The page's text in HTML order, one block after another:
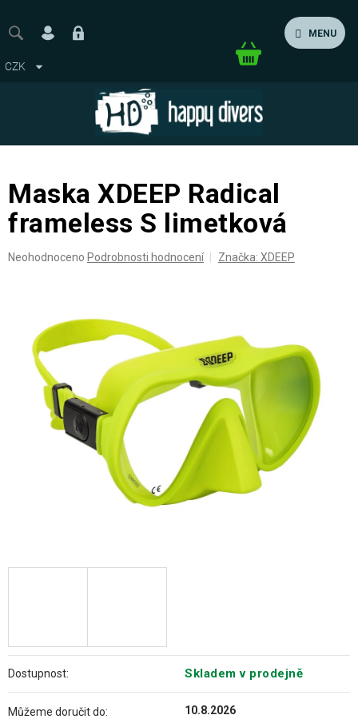
obsah
MENU
CZK
Nákupní
Maska XDEEP Radical
frameless S limetková
Průměrné
hvězdiček.
Neohodnoceno Podrobnosti hodnocení Značka: XDEEP
Dostupnost: Skladem v prodejně
Můžeme doručit do: 10.8.2026